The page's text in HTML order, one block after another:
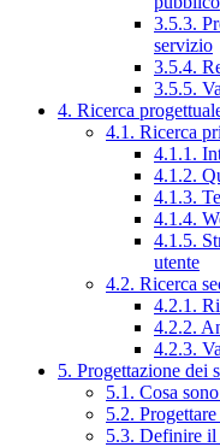
3.5.3.
servizio
3.5.4.
3.5.5.
4. Ricerca
4.1. Ricerca
4.1.1.
4.1.2.
4.1.3.
4.1.4.
4.1.5.
utente
4.2. Ricerca
4.2.1.
4.2.2.
4.2.3.
5. Progettazione dei
5.1. Cosa
5.2.
5.3. Definire